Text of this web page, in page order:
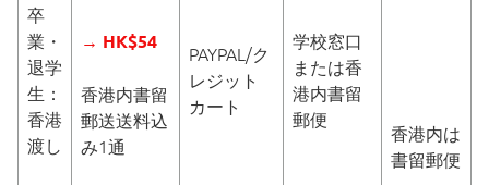
香港内は
書留郵便
卒
業・
退学
生：
香港
渡し
→ HK$54
香港内書留
郵送送料込
み1通
PAYPAL/ク
レジット
カート
学校窓口
または香
港内書留
郵便